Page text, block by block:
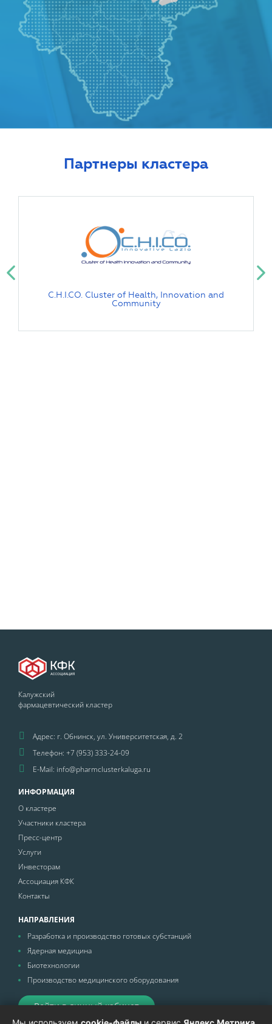
Партнеры кластера
C.H.I.CO. Cluster of Health, Innovation and
Community
Калужский
фармацевтический кластер
Адрес: г. Обнинск, ул. Университетская, д. 2
Телефон: +7 (953) 333-24-09
E-Mail: info@pharmclusterkaluga.ru
ИНФОРМАЦИЯ
О кластере
Участники кластера
Пресс-центр
Услуги
Инвесторам
Ассоциация КФК
Контакты
НАПРАВЛЕНИЯ
Разработка и производство готовых субстанций
Ядерная медицина
Биотехнологии
Производство медицинского оборудования
Войти в личный кабинет